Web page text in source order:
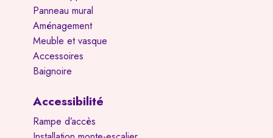
Panneau mural
Aménagement
Meuble et vasque
Accessoires
Baignoire
Accessibilité
Rampe d’accès